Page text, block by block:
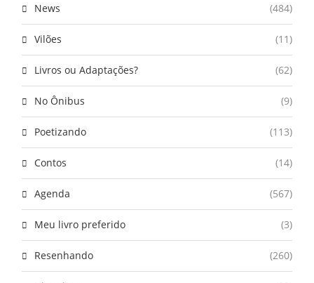
News (484)
Vilões (11)
Livros ou Adaptações? (62)
No Ônibus (9)
Poetizando (113)
Contos (14)
Agenda (567)
Meu livro preferido (3)
Resenhando (260)